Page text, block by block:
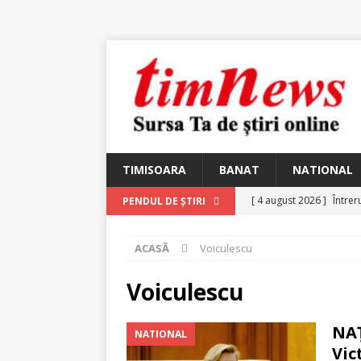
TIMISOARA BANAT NATIONAL
PENDUL DE ȘTIRI [ 4 august 2026 ]
Ungureanu,
ACASĂ Voiculescu
Voiculescu
NATIONAL